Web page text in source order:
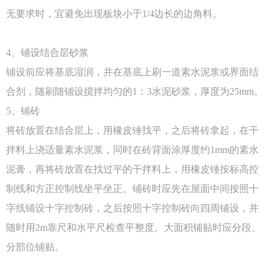
无要求时，宜避免出现板块小于1/4边长的边角料。
4、铺设结合层砂浆
铺设前应将基底湿润，并在基底上刷一道素水泥浆或界面结
合剂，随刷随铺设搅拌均匀的1：3水泥砂浆，厚度为25mm。
5、铺砖
将砖放置在结合层上，用橡皮锤找平，之后将砖拿起，在干
拌料上浇适量素水泥浆，同时在砖背面涂厚度约1mm的素水
泥膏，再将砖放置在找过平的干拌料上，用橡皮锤按标高控
制线和方正控制线坐平坐正。铺砖时应先在屋面中间按照十
字线铺设十字控制砖，之后按照十字控制砖向四周铺设，并
随时用2m靠尺和水平尺检查平整度。大面积铺贴时应分段、
分部位铺贴。